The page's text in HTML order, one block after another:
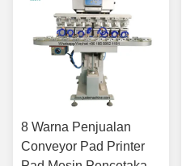
8 Warna Penjualan
Conveyor Pad Printer